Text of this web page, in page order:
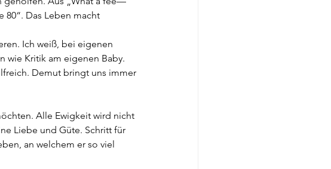
80“. Das Leben macht
Ich weiß, bei eigenen
wie Kritik am eigenen Baby.
Demut bringt uns immer
Alle Ewigkeit wird nicht
Liebe und Güte. Schritt für
an welchem er so viel